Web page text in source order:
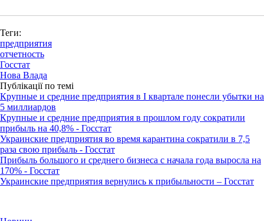
Теги:
предприятия
отчетность
Госстат
Нова Влада
Публікації по темі
Крупные и средние предприятия в І квартале понесли убытки на
5 миллиардов
Крупные и средние предприятия в прошлом году сократили
прибыль на 40,8% - Госстат
Украинские предприятия во время карантина сократили в 7,5
раза свою прибыль - Госстат
Прибыль большого и среднего бизнеса с начала года выросла на
170% - Госстат
Украинские предприятия вернулись к прибыльности – Госстат